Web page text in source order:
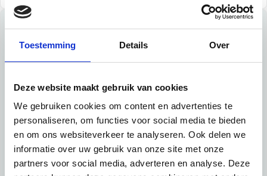
Toestemming Details Over
Deze website maakt gebruik van cookies
We gebruiken cookies om content en advertenties te
personaliseren, om functies voor social media te bieden
en om ons websiteverkeer te analyseren. Ook delen we
informatie over uw gebruik van onze site met onze
partners voor social media, adverteren en analyse. Deze
Tips
Tip 1:
Schrijf een duidelijke introductie en geef de volgende
informatie mee:
Ben je student, werkachtig of werkzoekend